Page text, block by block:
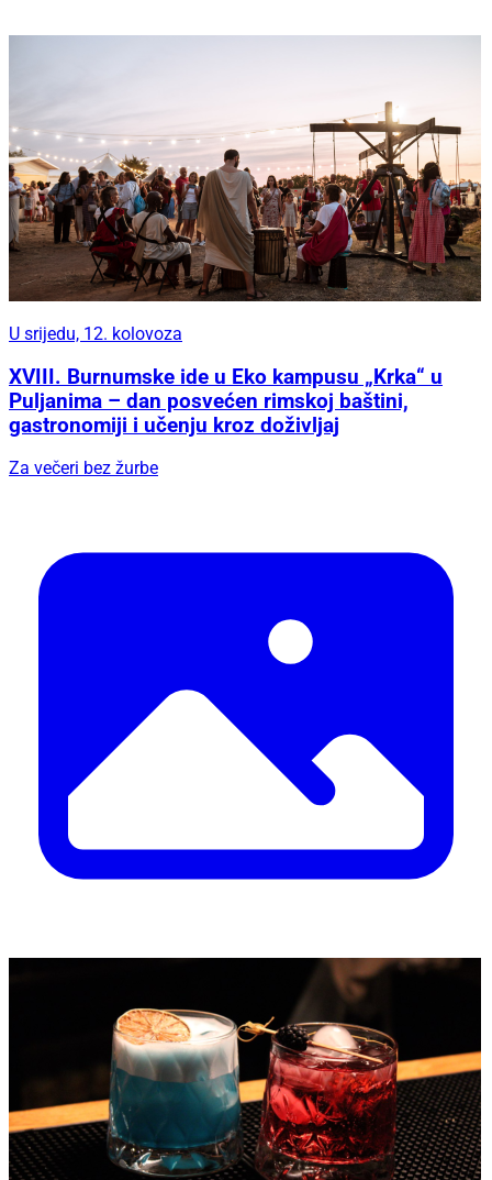
U srijedu, 12. kolovoza
XVIII. Burnumske ide u Eko kampusu „Krka“ u
Puljanima – dan posvećen rimskoj baštini,
gastronomiji i učenju kroz doživljaj
Za večeri bez žurbe